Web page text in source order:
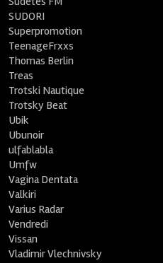
SUDORI
Superpromotion
TeenageFrxxs
Thomas Berlin
Treas
Trotski Nautique
Trotsky Beat
Ubik
Ubunoir
ulfablabla
Umfw
Vagina Dentata
Valkiri
Varius Radar
Vendredi
Vissan
Vladimir Vlechnivsky